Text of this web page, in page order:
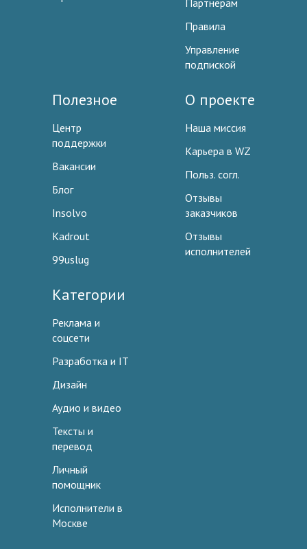
Партнерам
Правила
Управление
подпиской
Полезное
Центр
поддержки
Вакансии
Блог
Insolvo
Kadrout
99uslug
О проекте
Наша миссия
Карьера в WZ
Польз. согл.
Отзывы
заказчиков
Отзывы
исполнителей
Категории
Реклама и
соцсети
Разработка и IT
Дизайн
Аудио и видео
Тексты и
перевод
Личный
помощник
Исполнители в
Москве